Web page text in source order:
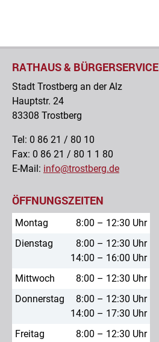
RATHAUS & BÜRGERSERVICE
Stadt Trostberg an der Alz
Hauptstr. 24
83308 Trostberg
Tel: 0 86 21 / 80 10
Fax: 0 86 21 / 80 1 1 80
E-Mail: info@trostberg.de
ÖFFNUNGSZEITEN
Montag
8:00 – 12:30 Uhr
Dienstag
8:00 – 12:30 Uhr
14:00 – 16:00 Uhr
Mittwoch
8:00 – 12:30 Uhr
Donnerstag
8:00 – 12:30 Uhr
14:00 – 17:30 Uhr
Freitag
8:00 – 12:30 Uhr